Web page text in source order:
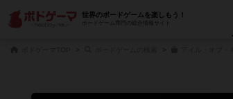
世界のボードゲームを楽しもう！
ボードゲーム専門の総合情報サイト